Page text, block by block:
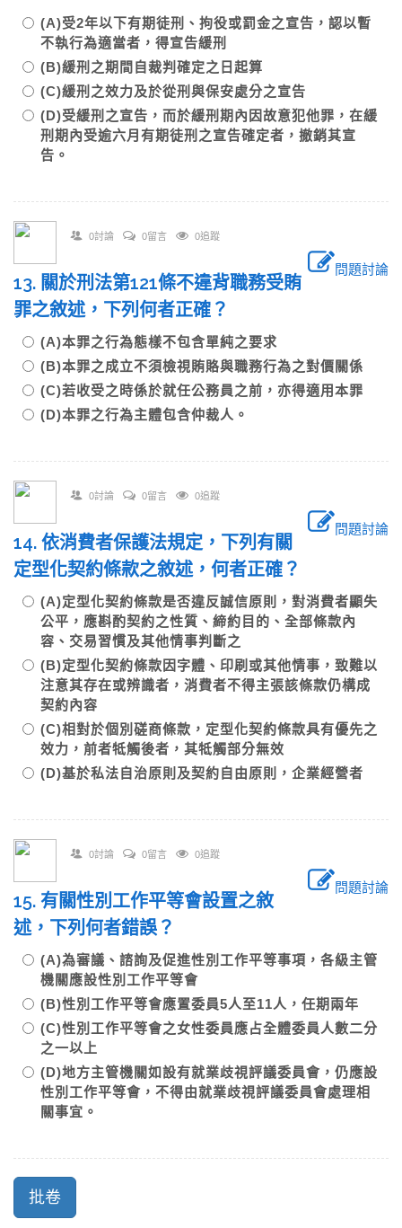
(A)受2年以下有期徒刑、拘役或罰金之宣告，認以暫
不執行為適當者，得宣告緩刑
(B)緩刑之期間自裁判確定之日起算
(C)緩刑之效力及於從刑與保安處分之宣告
(D)受緩刑之宣告，而於緩刑期內因故意犯他罪，在緩
刑期內受逾六月有期徒刑之宣告確定者，撤銷其宣
告。
0討論 0留言 0追蹤
問題討論
13. 關於刑法第121條不違背職務受賄
罪之敘述，下列何者正確？
(A)本罪之行為態樣不包含單純之要求
(B)本罪之成立不須檢視賄賂與職務行為之對價關係
(C)若收受之時係於就任公務員之前，亦得適用本罪
(D)本罪之行為主體包含仲裁人。
0討論 0留言 0追蹤
問題討論
14. 依消費者保護法規定，下列有關
定型化契約條款之敘述，何者正確？
(A)定型化契約條款是否違反誠信原則，對消費者顯失
公平，應斟酌契約之性質、締約目的、全部條款內
容、交易習慣及其他情事判斷之
(B)定型化契約條款因字體、印刷或其他情事，致難以
注意其存在或辨識者，消費者不得主張該條款仍構成
契約內容
(C)相對於個別磋商條款，定型化契約條款具有優先之
效力，前者牴觸後者，其牴觸部分無效
(D)基於私法自治原則及契約自由原則，企業經營者
0討論 0留言 0追蹤
問題討論
15. 有關性別工作平等會設置之敘
述，下列何者錯誤？
(A)為審議、諮詢及促進性別工作平等事項，各級主管
機關應設性別工作平等會
(B)性別工作平等會應置委員5人至11人，任期兩年
(C)性別工作平等會之女性委員應占全體委員人數二分
之一以上
(D)地方主管機關如設有就業歧視評議委員會，仍應設
性別工作平等會，不得由就業歧視評議委員會處理相
關事宜。